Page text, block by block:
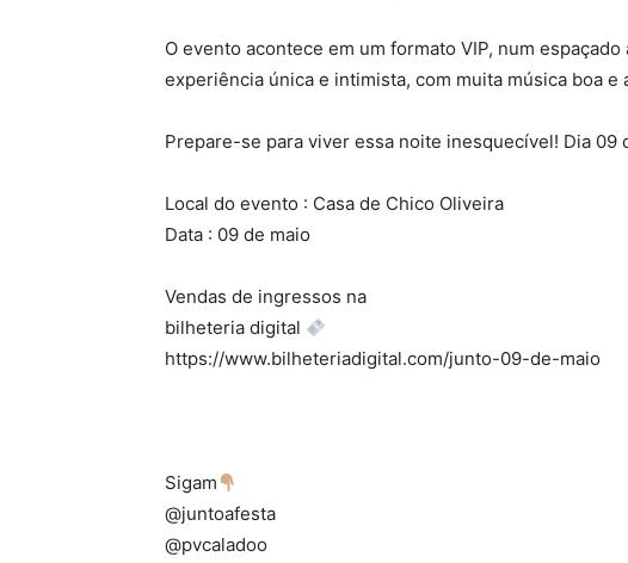
O evento acontece em um formato VIP, num
experiência única e intimista, com muita música boa e
Prepare-se para viver essa noite inesquecível! Dia 09
Local do evento : Casa de Chico Oliveira
Data : 09 de maio
Vendas de ingressos na
bilheteria digital
https://www.bilheteriadigital.com/junto-09-de-maio
Sigam
@juntoafesta
@pvcaladoo